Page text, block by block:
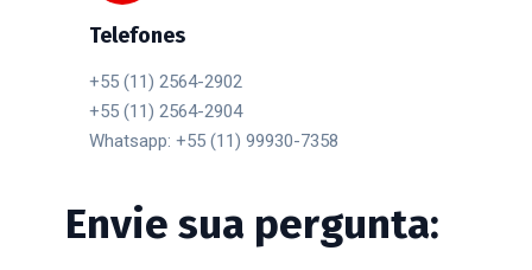
Telefones
+55 (11) 2564-2902
+55 (11) 2564-2904
Whatsapp: +55 (11) 99930-7358
Envie sua pergunta: